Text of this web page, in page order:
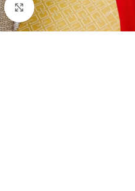
Click to enlarge